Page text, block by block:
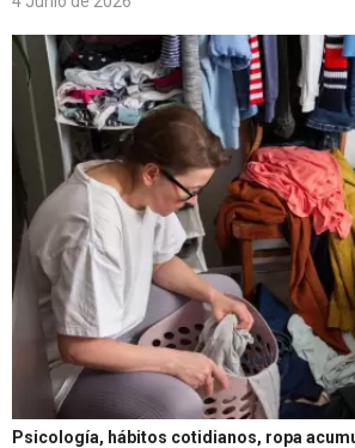
Psicología, hábitos cotidianos, ropa